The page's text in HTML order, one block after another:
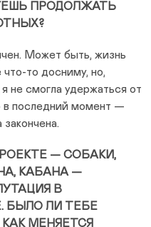
ПРОДОЛЖАТЬ
Может быть, жизнь
что-то досниму, но,
не смогла удержаться от
в последний момент —
— СОБАКИ,
КАБАНА —
В
БЫЛО ЛИ ТЕБЕ
МЕНЯЕТСЯ